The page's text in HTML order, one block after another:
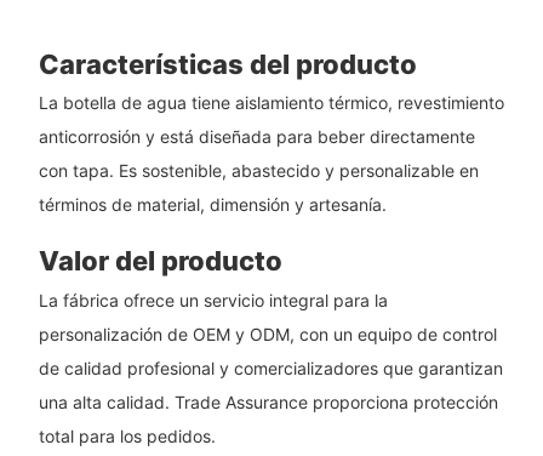
Características del producto
La botella de agua tiene aislamiento térmico, revestimiento
anticorrosión y está diseñada para beber directamente
con tapa. Es sostenible, abastecido y personalizable en
términos de material, dimensión y artesanía.
Valor del producto
La fábrica ofrece un servicio integral para la
personalización de OEM y ODM, con un equipo de control
de calidad profesional y comercializadores que garantizan
una alta calidad. Trade Assurance proporciona protección
total para los pedidos.